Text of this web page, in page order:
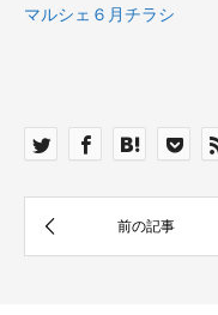
マルシェ６月チラシ